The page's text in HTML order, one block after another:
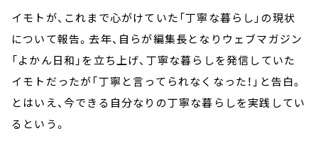
イモトが、これまで心がけていた「丁寧な暮らし」の現状
について報告。去年、自らが編集長となりウェブマガジン
「よかん日和」を立ち上げ、丁寧な暮らしを発信していた
イモトだったが「丁寧と言ってられなくなった！」と告白。
とはいえ、今できる自分なりの丁寧な暮らしを実践してい
るという。